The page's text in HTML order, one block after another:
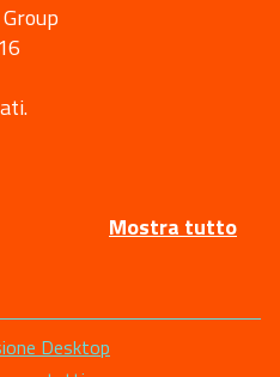
Mostra tutto
Desktop